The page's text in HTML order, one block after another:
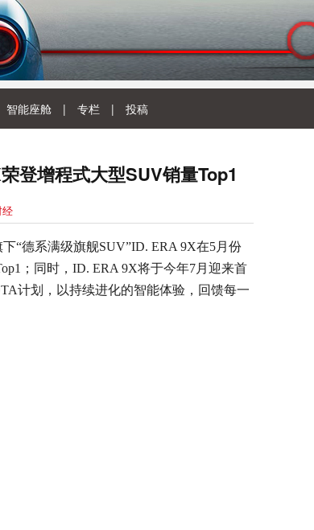
智能座舱 | 专栏 | 投稿
登增程式大型SUV销量Top1
“德系满级旗舰SUV”ID. ERA 9X在5月份
；同时，ID. ERA 9X将于今年7月迎来首
计划，以持续进化的智能体验，回馈每一